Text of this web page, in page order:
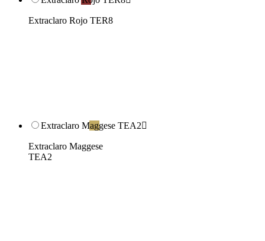
Extraclaro Rojo TER8
Extraclaro Maggese TEA2
Extraclaro Maggese
TEA2